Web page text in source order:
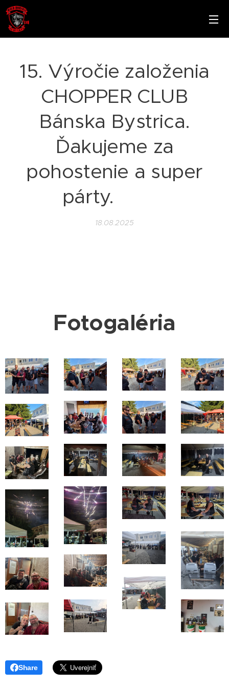
15. Výročie založenia
CHOPPER CLUB
Bánska Bystrica.
Ďakujeme za
pohostenie a super
párty. ❤️🖤
18.08.2025
Fotogaléria
Share